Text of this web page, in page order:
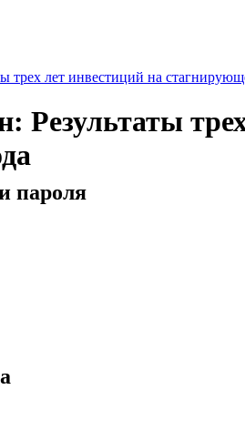
трех лет инвестиций на
Результаты
пароля